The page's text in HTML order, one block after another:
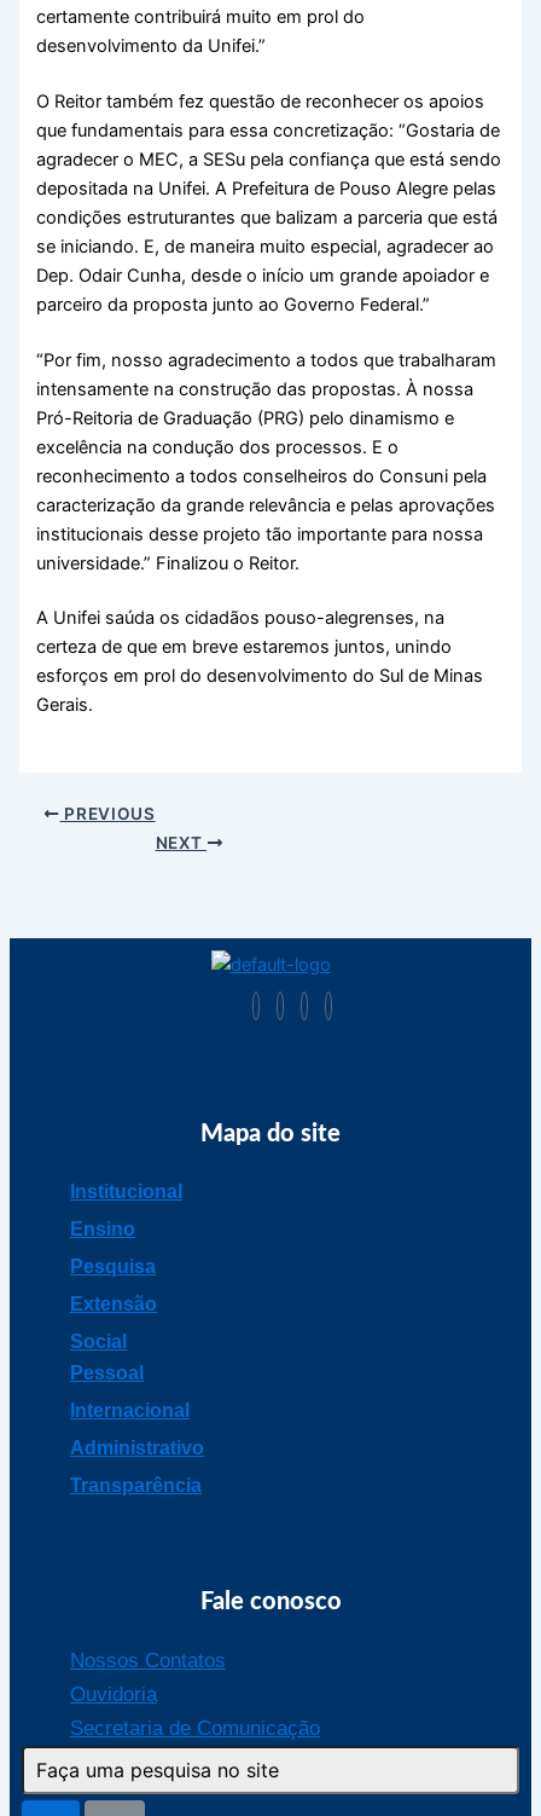
certamente contribuirá muito em prol do
desenvolvimento da Unifei.”
O Reitor também fez questão de reconhecer os apoios
que fundamentais para essa concretização: “Gostaria de
agradecer o MEC, a SESu pela confiança que está sendo
depositada na Unifei. A Prefeitura de Pouso Alegre pelas
condições estruturantes que balizam a parceria que está
se iniciando. E, de maneira muito especial, agradecer ao
Dep. Odair Cunha, desde o início um grande apoiador e
parceiro da proposta junto ao Governo Federal.”
“Por fim, nosso agradecimento a todos que trabalharam
intensamente na construção das propostas. À nossa
Pró-Reitoria de Graduação (PRG) pelo dinamismo e
excelência na condução dos processos. E o
reconhecimento a todos conselheiros do Consuni pela
caracterização da grande relevância e pelas aprovações
institucionais desse projeto tão importante para nossa
universidade.” Finalizou o Reitor.
A Unifei saúda os cidadãos pouso-alegrenses, na
certeza de que em breve estaremos juntos, unindo
esforços em prol do desenvolvimento do Sul de Minas
Gerais.
PREVIOUS
NEXT
Mapa do site
Institucional
Ensino
Pesquisa
Extensão
Social
Pessoal
Internacional
Administrativo
Transparência
Fale conosco
Nossos Contatos
Ouvidoria
Secretaria de Comunicação